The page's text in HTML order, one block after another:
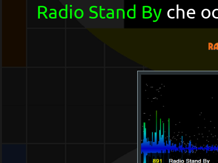
Radio Stand By che